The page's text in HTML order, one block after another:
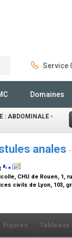
Service
Domaines
: ABDOMINALE -
anales
a,⁎
CHU de Rouen, 1,
civils de Lyon, 103,
Figures Tableaux